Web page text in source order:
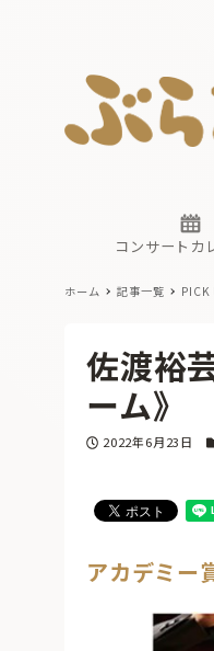
コンサートカ
ホーム 記事一覧 PICK
佐渡裕
ーム》
投稿日
2022年6月23日
アカデミー